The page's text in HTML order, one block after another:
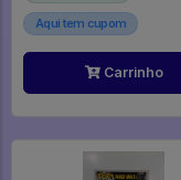
Aqui tem cupom
Carrinho